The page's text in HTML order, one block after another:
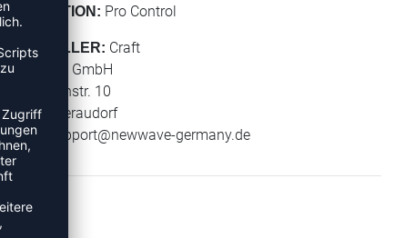
KOLLEKTION: Pro Control
HERSTELLER: Craft
New Wave GmbH
Geigelsteinstr. 10
83080 Oberaudorf
E-Mail:
support@newwave-germany.de